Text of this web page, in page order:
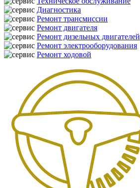
Диагностика
Ремонт трансмиссии
Ремонт двигателя
Ремонт дизельных двигателей
Ремонт электрооборудования
Ремонт ходовой